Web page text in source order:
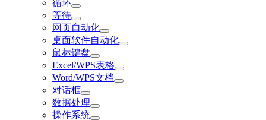
循环
等待
网页自动化
桌面软件自动化
鼠标键盘
Excel/WPS表格
Word/WPS文档
对话框
数据处理
操作系统